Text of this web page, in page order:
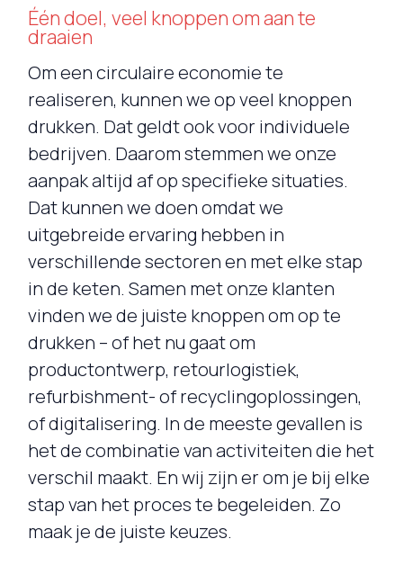
Één doel, veel knoppen om aan te
draaien
Om een circulaire economie te
realiseren, kunnen we op veel knoppen
drukken. Dat geldt ook voor individuele
bedrijven. Daarom stemmen we onze
aanpak altijd af op specifieke situaties.
Dat kunnen we doen omdat we
uitgebreide ervaring hebben in
verschillende sectoren en met elke stap
in de keten. Samen met onze klanten
vinden we de juiste knoppen om op te
drukken – of het nu gaat om
productontwerp, retourlogistiek,
refurbishment- of recyclingoplossingen,
of digitalisering. In de meeste gevallen is
het de combinatie van activiteiten die het
verschil maakt. En wij zijn er om je bij elke
stap van het proces te begeleiden. Zo
maak je de juiste keuzes.